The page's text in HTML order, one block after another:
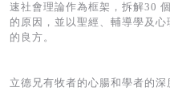
速社會理論作為框架，拆解30
的原因，並以聖經、輔導學及
的良方。
立德兄有牧者的心腸和學者的深